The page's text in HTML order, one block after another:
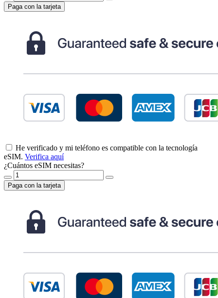
Paga con la tarjeta
He verificado y mi teléfono es compatible con la tecnología
eSIM. Verifica aquí
¿Cuántos eSIM necesitas?
Paga con la tarjeta